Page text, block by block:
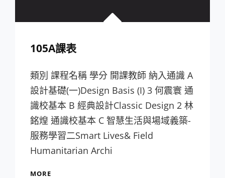
105A課表
類別 課程名稱 學分 開課教師 納入通識 A
設計基礎(一)Design Basis (I) 3 何震寰 通
識校基本 B 經典設計Classic Design 2 林
銘煌 通識校基本 C 智慧生活與場域義築-
服務學習二Smart Lives& Field
Humanitarian Archi
MORE